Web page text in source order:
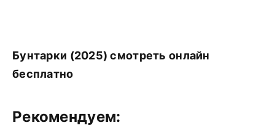
Бунтарки (2025) смотреть онлайн
бесплатно
Рекомендуем: